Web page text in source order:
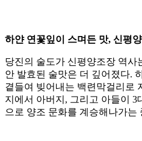
하얀 연꽃잎이 스며든 맛, 신평
당진의 술도가 신평양조장 역사
안 발효된 술맛은 더 깊어졌다.
곁들여 빚어내는 백련막걸리로
지에서 아버지, 그리고 아들이 3
으로 양조 문화를 계승해나가는